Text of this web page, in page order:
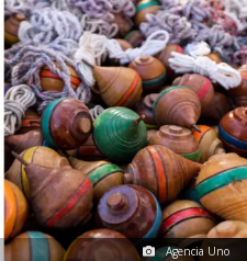
Agencia Uno